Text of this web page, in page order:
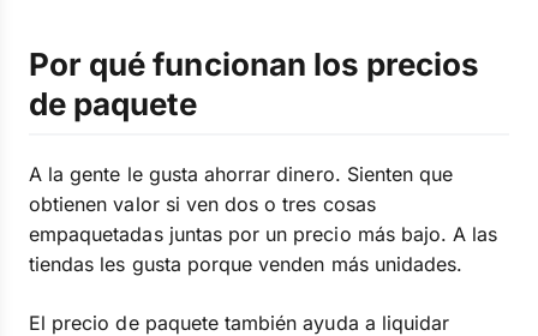
Por qué funcionan los precios
de paquete
A la gente le gusta ahorrar dinero. Sienten que
obtienen valor si ven dos o tres cosas
empaquetadas juntas por un precio más bajo. A las
tiendas les gusta porque venden más unidades.
El precio de paquete también ayuda a liquidar